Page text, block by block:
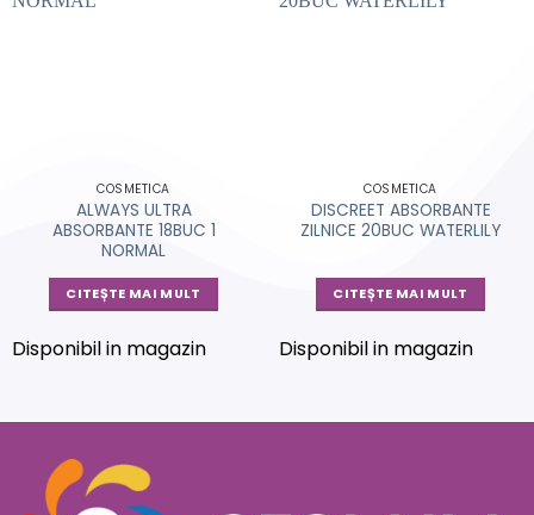
COSMETICA
ALWAYS ULTRA
ABSORBANTE 18BUC 1
NORMAL
CITEȘTE MAI MULT
Disponibil in magazin
COSMETICA
DISCREET ABSORBANTE
ZILNICE 20BUC WATERLILY
CITEȘTE MAI MULT
Disponibil in magazin